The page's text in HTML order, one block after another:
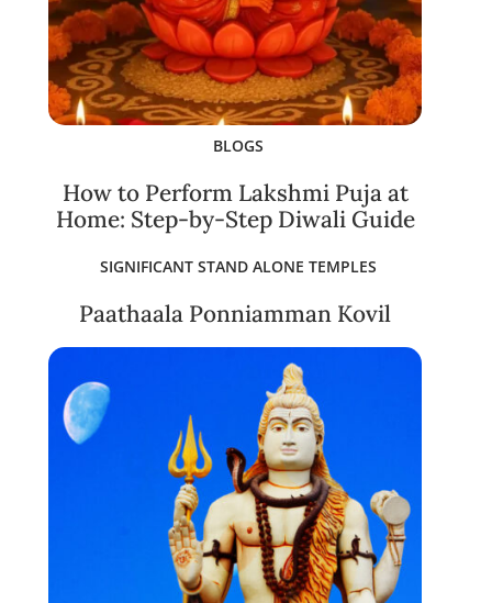
BLOGS
How to Perform Lakshmi Puja at
Home: Step-by-Step Diwali Guide
SIGNIFICANT STAND ALONE TEMPLES
Paathaala Ponniamman Kovil